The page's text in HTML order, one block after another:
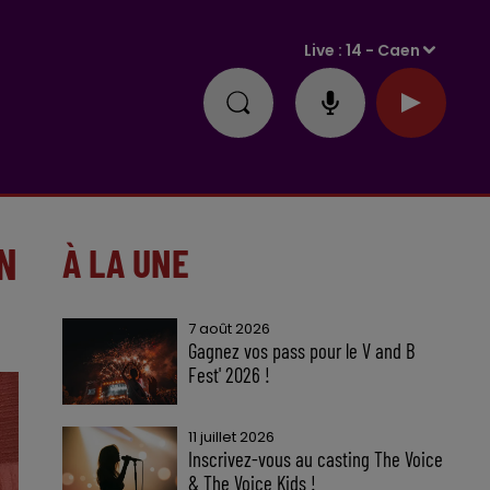
Live :14 - Caen
À LA UNE
7 août 2026
Gagnez vos pass pour le V and B
Fest' 2026 !
11 juillet 2026
Inscrivez-vous au casting The Voice
& The Voice Kids !